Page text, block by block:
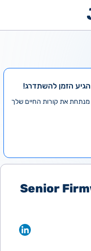
הזמן להשתדרג!
במקום לעבור לבד על אלפי מודעות, Jobify מנתחת את קורות החיים שלך
Senior